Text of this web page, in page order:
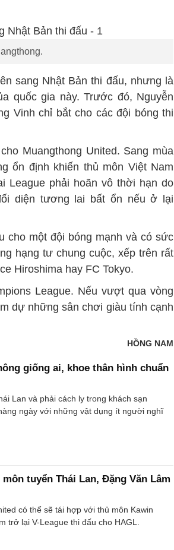
sang Nhật Bản thi đấu, nhưng là
quốc gia này. Trước đó, Nguyễn
Vinh chỉ bắt cho các đội bóng thi
Muangthong United. Sang mùa
ổn định khiến thủ môn Việt Nam
League phải hoãn vô thời hạn do
diện tương lai bất ổn nếu ở lại
cho một đội bóng mạnh và có sức
hạng tư chung cuộc, xếp trên rất
Hiroshima hay FC Tokyo.
League. Nếu vượt qua vòng
dự những sân chơi giàu tính cạnh
HỒNG NAM
giống ai, khoe thân hình chuẩn
Lan và phải cách ly trong khách sạn
ngày với những vật dụng ít người nghĩ
tuyển Thái Lan, Đặng Văn Lâm
có thể sẽ tái hợp với thủ môn Kawin
trở lại V-League thi đấu cho HAGL.